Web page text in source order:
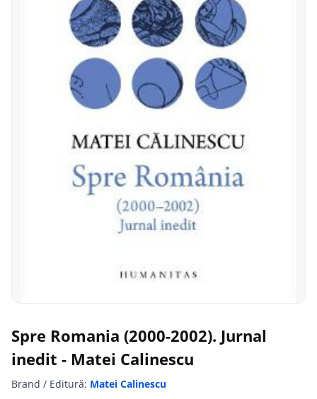
Spre Romania (2000-2002). Jurnal
inedit - Matei Calinescu
Brand / Editură: Matei Calinescu